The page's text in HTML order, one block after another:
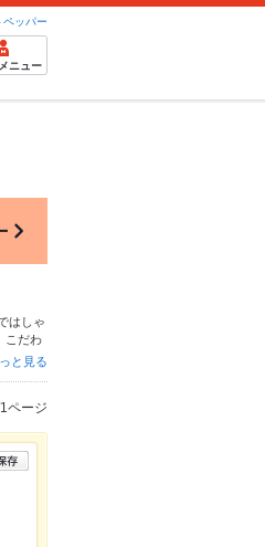
ペッパー
ニュー
はしゃ
こだわ
ト予約
と見る
ページ